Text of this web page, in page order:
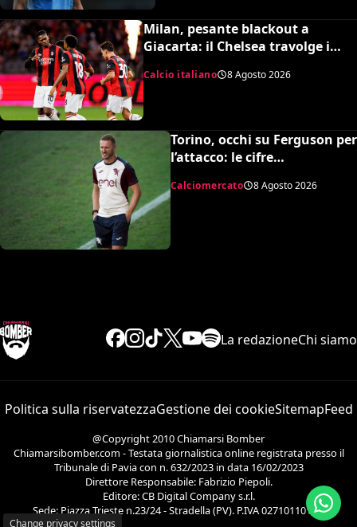
Milan, pesante blackout a
Giacarta: il Chelsea travolge i
rossoneri 3-0 in amichevole
Calcio italiano 8 Agosto 2026
Torino, occhi su Ferguson per
l’attacco: le cifre
Calciomercato 8 Agosto 2026
La redazioneChi siamo
Politica sulla riservatezzaGestione dei cookieSitemapFeed
@Copyright 2010 Chiamarsi Bomber
Chiamarsibomber.com - Testata giornalistica online registrata presso il
Tribunale di Pavia con n. 632/2023 in data 16/02/2023
Direttore Responsabile: Fabrizio Piepoli.
Editore: CB Digital Company s.r.l.
Sede: Piazza Trieste n.23/24 - Stradella (PV). P.IVA 02710110186.
Change privacy settings